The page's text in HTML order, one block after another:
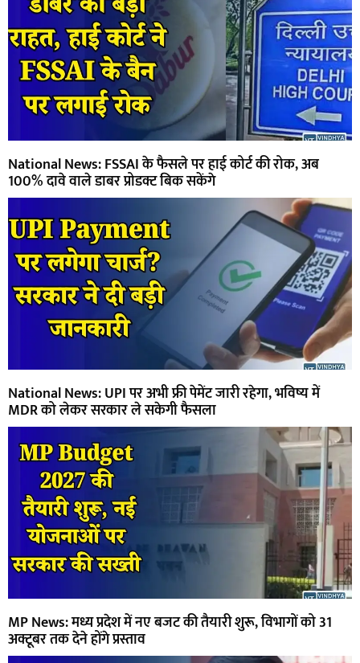
National News: FSSAI के फैसले पर हाई कोर्ट की रोक, अब
100% दावे वाले डाबर प्रोडक्ट बिक सकेंगे
National News: UPI पर अभी फ्री पेमेंट जारी रहेगा, भविष्य में
MDR को लेकर सरकार ले सकेगी फैसला
MP News: मध्य प्रदेश में नए बजट की तैयारी शुरू, विभागों को 31
अक्टूबर तक देने होंगे प्रस्ताव